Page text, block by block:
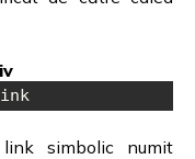
simbolic numit